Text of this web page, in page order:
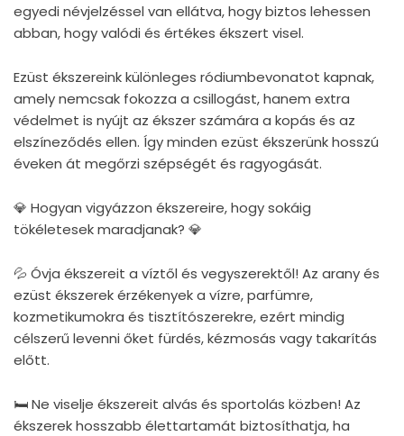
egyedi névjelzéssel van ellátva, hogy biztos lehessen
abban, hogy valódi és értékes ékszert visel.
Ezüst ékszereink különleges ródiumbevonatot kapnak,
amely nemcsak fokozza a csillogást, hanem extra
védelmet is nyújt az ékszer számára a kopás és az
elszíneződés ellen. Így minden ezüst ékszerünk hosszú
éveken át megőrzi szépségét és ragyogását.
💎 Hogyan vigyázzon ékszereire, hogy sokáig
tökéletesek maradjanak? 💎
💦 Óvja ékszereit a víztől és vegyszerektől! Az arany és
ezüst ékszerek érzékenyek a vízre, parfümre,
kozmetikumokra és tisztítószerekre, ezért mindig
célszerű levenni őket fürdés, kézmosás vagy takarítás
előtt.
🛏 Ne viselje ékszereit alvás és sportolás közben! Az
ékszerek hosszabb élettartamát biztosíthatja, ha